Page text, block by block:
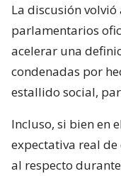
La discusión
parlamentarios
acelerar una
condenadas por
estallido social,
Incluso, si bien en
expectativa real
al respecto